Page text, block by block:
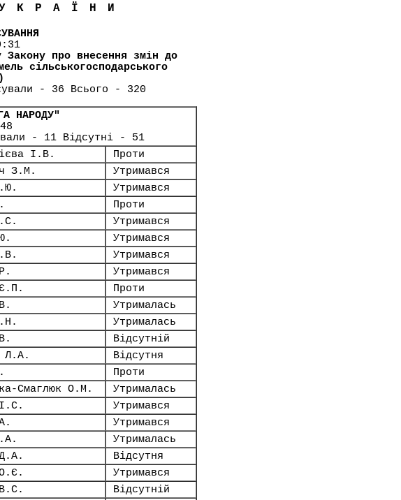
Закону про внесення змін до
сільськогосподарського
- 36 Всього - 320
НАРОДУ"
- 11 Відсутні - 51
І.В.
Проти
З.М.
Утримався
Утримався
Проти
Утримався
Утримався
Утримався
Утримався
Проти
Утрималась
Утрималась
Відсутній
Л.А.
Відсутня
Проти
Смаглюк О.М.
Утрималась
Утримався
Утримався
Утрималась
Відсутня
Утримався
Відсутній